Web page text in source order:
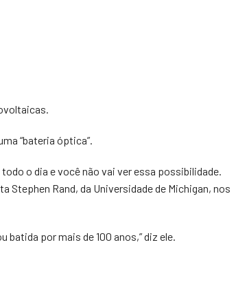
“bateria óptica”.
o dia e você não vai ver essa possibilidade.
Stephen Rand, da Universidade de Michigan, nos
batida por mais de 100 anos,” diz ele.